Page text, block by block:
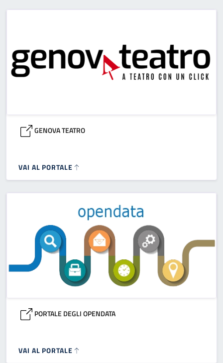
GENOVA TEATRO
VAI AL PORTALE
PORTALE DEGLI OPENDATA
VAI AL PORTALE